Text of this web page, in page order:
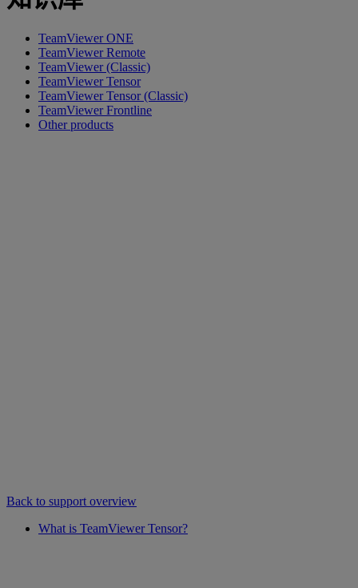
TeamViewer ONE
TeamViewer Remote
TeamViewer (Classic)
TeamViewer Tensor
TeamViewer Tensor (Classic)
TeamViewer Frontline
Other products
Back to support overview
What is TeamViewer Tensor?